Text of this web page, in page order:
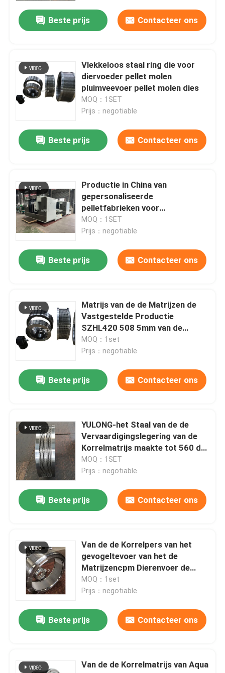
Producten
Video's
Over ons
Kwaliteitscontrole
Contacteer ons
nieuws
Vraag een offerte aan
De Molenmachine van de biomassakorrel
houten korrelmolen
De Matrijs van de korrelmolen
De Vervangstukken van de korrelpers
Houtbreker van biomassa
Beste prijs Contacteer ons
Vlekkeloos staal ring die voor
diervoeder pellet molen
pluimveevoer pellet molen dies
MOQ：1SET
Prijs：negotiable
Beste prijs Contacteer ons
Productie in China van
gepersonaliseerde
pelletfabrieken voor
verschillende pelletfabrieken
MOQ：1SET
Prijs：negotiable
Beste prijs Contacteer ons
Matrijs van de de Matrijzen de
Vastgestelde Productie
SZHL420 508 5mm van de
Braadkipkorrel
MOQ：1set
Prijs：negotiable
Beste prijs Contacteer ons
YULONG-het Staal van de de
Vervaardigingslegering van de
Korrelmatrijs maakte tot 560 de
Leverancier van de 850
Korrelmatrijs
MOQ：1SET
Prijs：negotiable
Beste prijs Contacteer ons
Van de de Korrelpers van het
gevogeltevoer van het de
Matrijzencpm Dierenvoer de
Matrijzenvervaardiging CPM
MOQ：1set
Prijs：negotiable
Beste prijs Contacteer ons
Van de de Korrelmatrijs van Aqua